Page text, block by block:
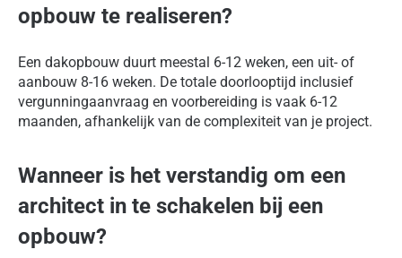
opbouw te realiseren?
Een dakopbouw duurt meestal 6-12 weken, een uit- of
aanbouw 8-16 weken. De totale doorlooptijd inclusief
vergunningaanvraag en voorbereiding is vaak 6-12
maanden, afhankelijk van de complexiteit van je project.
Wanneer is het verstandig om een
architect in te schakelen bij een
opbouw?